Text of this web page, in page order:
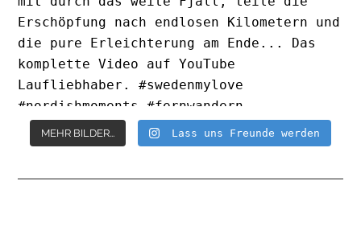
MEHR BILDER... Lass uns Freunde werden